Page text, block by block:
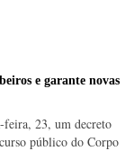
e garante novas
feira, 23, um decreto
público do Corpo